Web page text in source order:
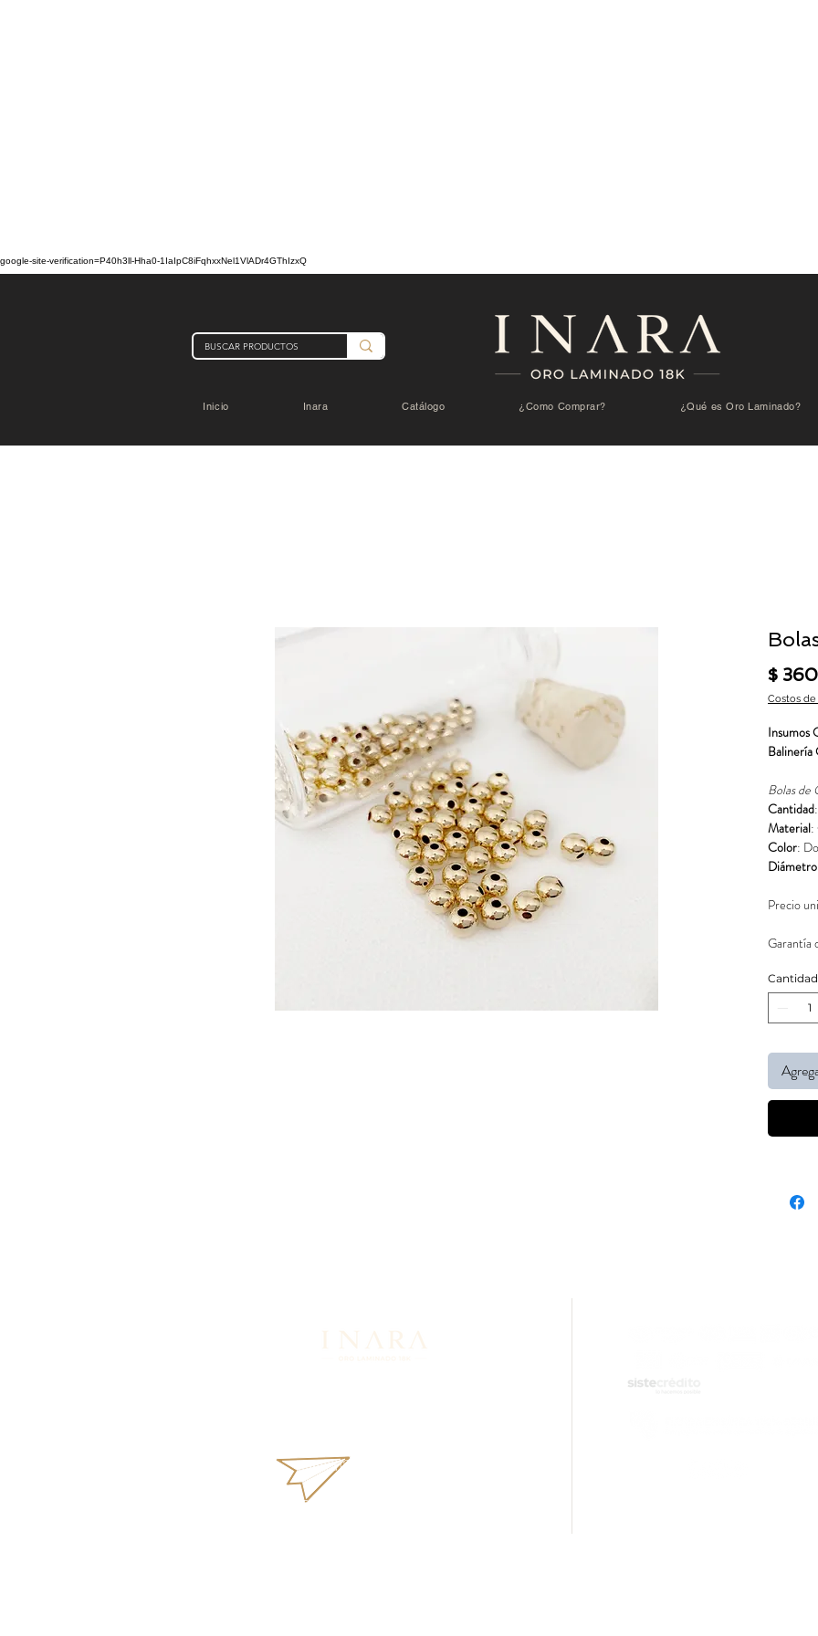
google-site-verification=P40h3ll-Hha0-1IaIpC8iFqhxxNel1VlADr4GThIzxQ
Inicio Inara Catálogo ¿Como Comprar? ¿Qué es Oro Laminado?
$
Costos de
Insumos
Balinería
Bolas de
Cantidad
Material:
Color:
Diámetro
Precio
Garantía
Cantidad
inara18k@gmail.com
Términos y Condiciones.